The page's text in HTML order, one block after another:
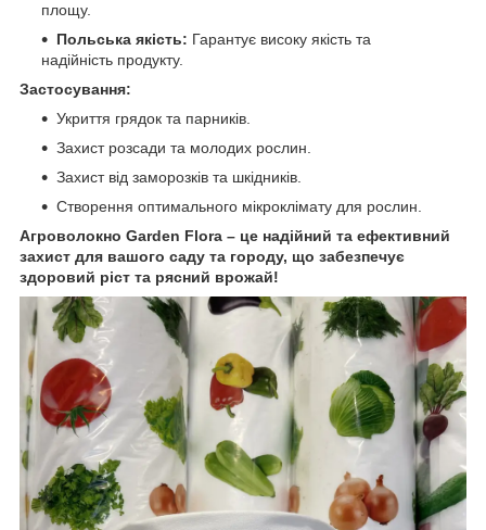
площу.
Польська якість: Гарантує високу якість та
надійність продукту.
Застосування:
Укриття грядок та парників.
Захист розсади та молодих рослин.
Захист від заморозків та шкідників.
Створення оптимального мікроклімату для рослин.
Агроволокно Garden Flora – це надійний та ефективний
захист для вашого саду та городу, що забезпечує
здоровий ріст та рясний врожай!